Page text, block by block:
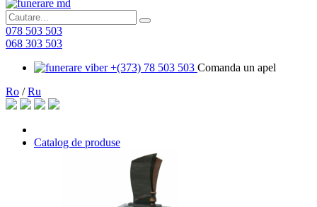
078 503 503
068 303 503
+(373) 78 503 503 Comanda un apel
Ro /Ru
Catalog de produse